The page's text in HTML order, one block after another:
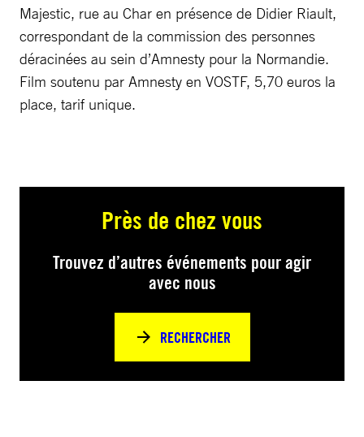
Majestic, rue au Char en présence de Didier Riault,
correspondant de la commission des personnes
déracinées au sein d’Amnesty pour la Normandie.
Film soutenu par Amnesty en VOSTF, 5,70 euros la
place, tarif unique.
Près de chez vous
Trouvez d’autres événements pour agir
avec nous
RECHERCHER